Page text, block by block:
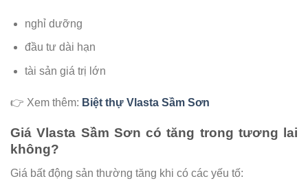
nghỉ dưỡng
đầu tư dài hạn
tài sản giá trị lớn
👉 Xem thêm: Biệt thự Vlasta Sầm Sơn
Giá Vlasta Sầm Sơn có tăng trong tương lai
không?
Giá bất động sản thường tăng khi có các yếu tố: